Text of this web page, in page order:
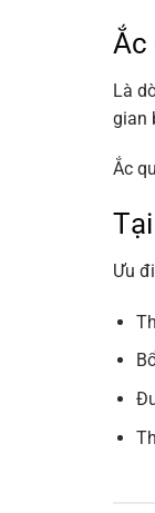
Ắc
Là
gian
Ắc
Ưu